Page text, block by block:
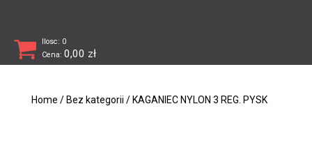
Ilosc: 0
Cena: 0,00 zł
Home / Bez kategorii / KAGANIEC NYLON 3 REG. PYSK